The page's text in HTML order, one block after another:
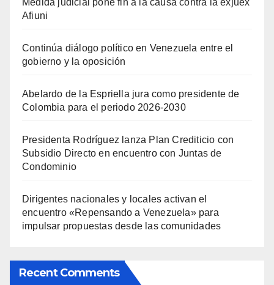
Medida judicial pone fin a la causa contra la exjuex
Afiuni
Continúa diálogo político en Venezuela entre el
gobierno y la oposición
Abelardo de la Espriella jura como presidente de
Colombia para el periodo 2026-2030
Presidenta Rodríguez lanza Plan Crediticio con
Subsidio Directo en encuentro con Juntas de
Condominio
Dirigentes nacionales y locales activan el
encuentro «Repensando a Venezuela» para
impulsar propuestas desde las comunidades
Recent Comments